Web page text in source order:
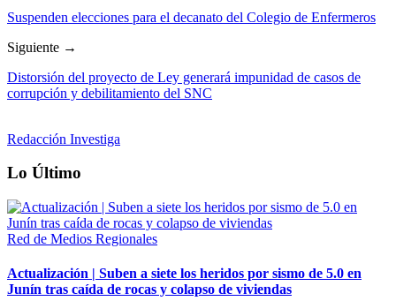
Suspenden elecciones para el decanato del Colegio de Enfermeros
Siguiente →
Distorsión del proyecto de Ley generará impunidad de casos de
corrupción y debilitamiento del SNC
Redacción Investiga
Lo Último
Red de Medios Regionales
Actualización | Suben a siete los heridos por sismo de 5.0 en
Junín tras caída de rocas y colapso de viviendas